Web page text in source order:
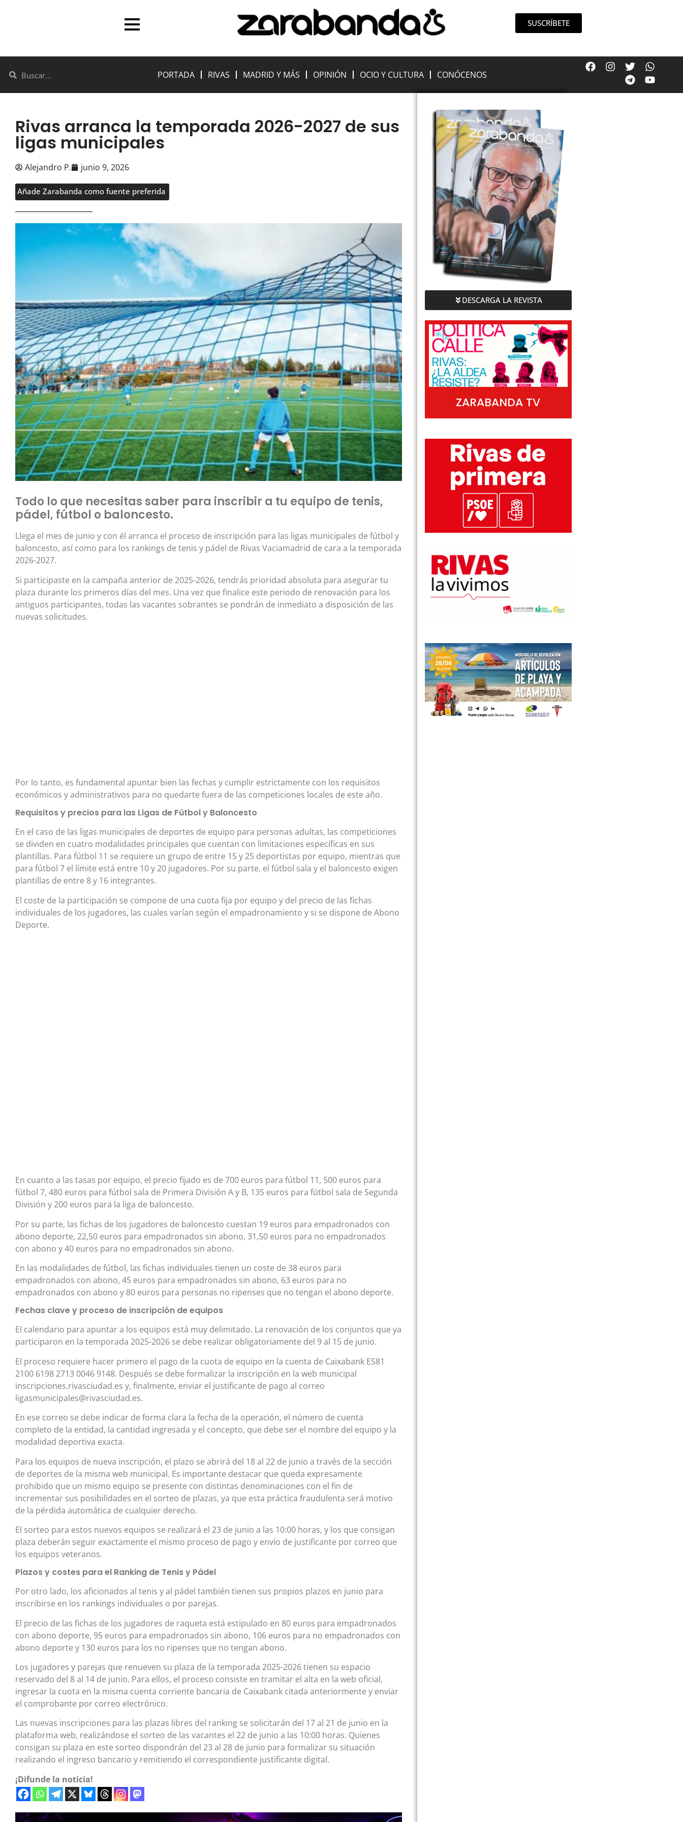
SUSCRÍBETE
PORTADA RIVAS MADRID Y MÁS OPINIÓN OCIO Y CULTURA CONÓCENOS
Rivas arranca la temporada 2026-2027 de sus
ligas municipales
Alejandro P. junio 9, 2026
Añade Zarabanda como fuente preferida
Todo lo que necesitas saber para inscribir a tu equipo de tenis,
pádel, fútbol o baloncesto.
Llega el mes de junio y con él arranca el proceso de inscripción para las ligas municipales de fútbol y
baloncesto, así como para los rankings de tenis y pádel de Rivas Vaciamadrid de cara a la temporada
2026-2027.
Si participaste en la campaña anterior de 2025-2026, tendrás prioridad absoluta para asegurar tu
plaza durante los primeros días del mes. Una vez que finalice este periodo de renovación para los
antiguos participantes, todas las vacantes sobrantes se pondrán de inmediato a disposición de las
nuevas solicitudes.
Por lo tanto, es fundamental apuntar bien las fechas y cumplir estrictamente con los requisitos
económicos y administrativos para no quedarte fuera de las competiciones locales de este año.
Requisitos y precios para las Ligas de Fútbol y Baloncesto
En el caso de las ligas municipales de deportes de equipo para personas adultas, las competiciones
se dividen en cuatro modalidades principales que cuentan con limitaciones específicas en sus
plantillas. Para fútbol 11 se requiere un grupo de entre 15 y 25 deportistas por equipo, mientras que
para fútbol 7 el límite está entre 10 y 20 jugadores. Por su parte, el fútbol sala y el baloncesto exigen
plantillas de entre 8 y 16 integrantes.
El coste de la participación se compone de una cuota fija por equipo y del precio de las fichas
individuales de los jugadores, las cuales varían según el empadronamiento y si se dispone de Abono
Deporte.
En cuanto a las tasas por equipo, el precio fijado es de 700 euros para fútbol 11, 500 euros para
fútbol 7, 480 euros para fútbol sala de Primera División A y B, 135 euros para fútbol sala de Segunda
División y 200 euros para la liga de baloncesto.
Por su parte, las fichas de los jugadores de baloncesto cuestan 19 euros para empadronados con
abono deporte, 22,50 euros para empadronados sin abono, 31,50 euros para no empadronados
con abono y 40 euros para no empadronados sin abono.
En las modalidades de fútbol, las fichas individuales tienen un coste de 38 euros para
empadronados con abono, 45 euros para empadronados sin abono, 63 euros para no
empadronados con abono y 80 euros para personas no ripenses que no tengan el abono deporte.
Fechas clave y proceso de inscripción de equipos
El calendario para apuntar a los equipos está muy delimitado. La renovación de los conjuntos que ya
participaron en la temporada 2025-2026 se debe realizar obligatoriamente del 9 al 15 de junio.
El proceso requiere hacer primero el pago de la cuota de equipo en la cuenta de Caixabank ES81
2100 6198 2713 0046 9148. Después se debe formalizar la inscripción en la web municipal
inscripciones.rivasciudad.es y, finalmente, enviar el justificante de pago al correo
ligasmunicipales@rivasciudad.es.
En ese correo se debe indicar de forma clara la fecha de la operación, el número de cuenta
completo de la entidad, la cantidad ingresada y el concepto, que debe ser el nombre del equipo y la
modalidad deportiva exacta.
Para los equipos de nueva inscripción, el plazo se abrirá del 18 al 22 de junio a través de la sección
de deportes de la misma web municipal. Es importante destacar que queda expresamente
prohibido que un mismo equipo se presente con distintas denominaciones con el fin de
incrementar sus posibilidades en el sorteo de plazas, ya que esta práctica fraudulenta será motivo
de la pérdida automática de cualquier derecho.
El sorteo para estos nuevos equipos se realizará el 23 de junio a las 10:00 horas, y los que consigan
plaza deberán seguir exactamente el mismo proceso de pago y envío de justificante por correo que
los equipos veteranos.
Plazos y costes para el Ranking de Tenis y Pádel
Por otro lado, los aficionados al tenis y al pádel también tienen sus propios plazos en junio para
inscribirse en los rankings individuales o por parejas.
El precio de las fichas de los jugadores de raqueta está estipulado en 80 euros para empadronados
con abono deporte, 95 euros para empadronados sin abono, 106 euros para no empadronados con
abono deporte y 130 euros para los no ripenses que no tengan abono.
Los jugadores y parejas que renueven su plaza de la temporada 2025-2026 tienen su espacio
reservado del 8 al 14 de junio. Para ellos, el proceso consiste en tramitar el alta en la web oficial,
ingresar la cuota en la misma cuenta corriente bancaria de Caixabank citada anteriormente y enviar
el comprobante por correo electrónico.
Las nuevas inscripciones para las plazas libres del ranking se solicitarán del 17 al 21 de junio en la
plataforma web, realizándose el sorteo de las vacantes el 22 de junio a las 10:00 horas. Quienes
consigan su plaza en este sorteo dispondrán del 23 al 28 de junio para formalizar su situación
realizando el ingreso bancario y remitiendo el correspondiente justificante digital.
¡Difunde la noticia!
DESCARGA LA REVISTA
ZARABANDA TV